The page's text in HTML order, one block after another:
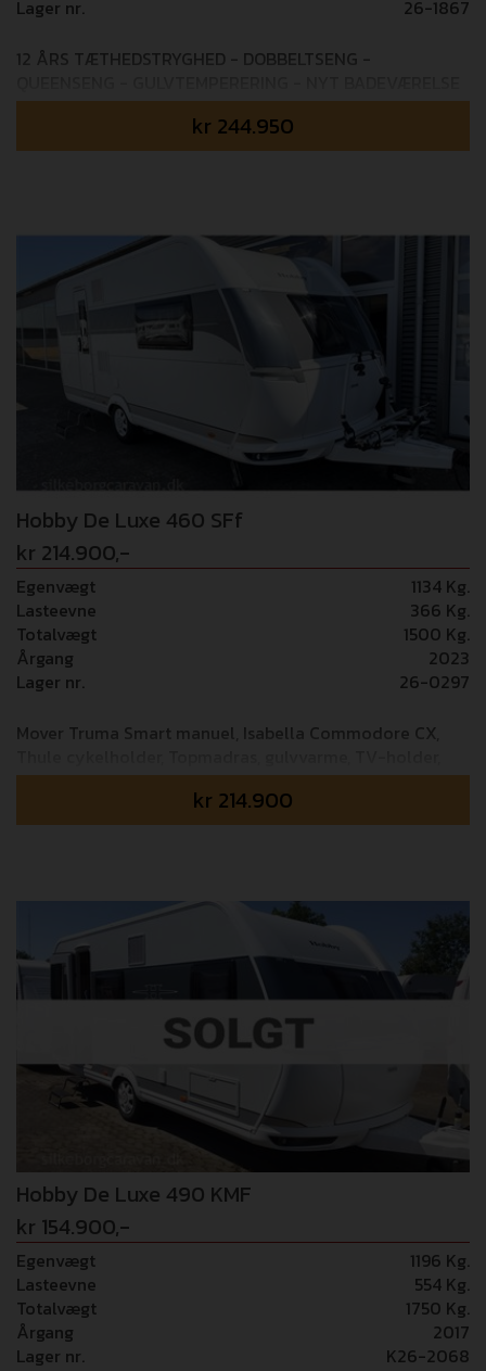
Lager nr.
26-1867
12 ÅRS TÆTHEDSTRYGHED - DOBBELTSENG -
- KLASSISK DESIGN Mulighed for tilkøb af 24 mdr+
GOSafe garanti (i alt 4 års garanti) - 6.995,- Mulighed for
tilkøb af 36 mdr+ GOSafe garanti (i alt 5 års garanti) -
standard: - Stor aksel 1.500 kg - Alufælge - Elektrisk
gulvtemperering - Ambiente belysning - Dobbelt USB
stik I 460 SFf modellen finder man en dejlig queenseng i
forenden af vognen, stort køleskab, endekøkkenet og
lækkert nyt badeværelse med mulighed for brusebad.
(Vognen leveres med alufælge!) Vi tager forbehold for
kr 244.950
Hobby De Luxe 460 SFf
kr 214.900,-
Egenvægt
1134 Kg.
Lasteevne
366 Kg.
Totalvægt
1500 Kg.
Årgang
2023
Lager nr.
26-0297
Mover Truma Smart manuel, Isabella Commodore CX,
1500 kg aksel, ambiemte belysning
kr 214.900
Hobby De Luxe 490 KMF
kr 154.900,-
Egenvægt
1196 Kg.
Lasteevne
554 Kg.
Totalvægt
1750 Kg.
Årgang
2017
Lager nr.
K26-2068